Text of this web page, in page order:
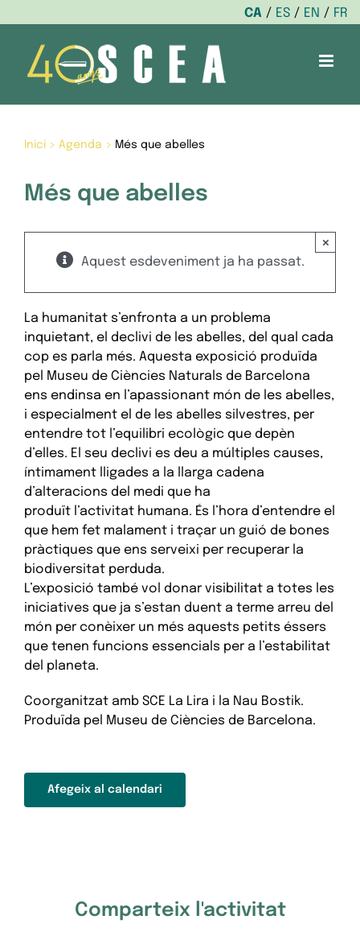
CA ES EN
FR
content
Inici> Agenda > Més que abelles
Més que abelles
Aquest esdeveniment ja ha passat.
×
La humanitat s’enfronta a un problema
inquietant, el declivi de les abelles, del qual cada
cop es parla més. Aquesta exposició produïda
pel Museu de Ciències Naturals de Barcelona
ens endinsa en l’apassionant món de les abelles,
i especialment el de les abelles silvestres, per
entendre tot l’equilibri ecològic que depèn
d’elles. El seu declivi es deu a múltiples causes,
íntimament lligades a la llarga cadena
d’alteracions del medi que ha
produït l’activitat humana. És l’hora d’entendre el
que hem fet malament i traçar un guió de bones
pràctiques que ens serveixi per recuperar la
biodiversitat perduda.
L’exposició també vol donar visibilitat a totes les
iniciatives que ja s’estan duent a terme arreu del
món per conèixer un més aquests petits éssers
que tenen funcions essencials per a l’estabilitat
del planeta.
Coorganitzat amb SCE La Lira i la Nau Bostik.
Produïda pel Museu de Ciències de Barcelona.
Afegeix al calendari
Comparteix l'activitat